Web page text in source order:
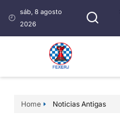
sáb, 8 agosto
2026
Home Noticias Antigas